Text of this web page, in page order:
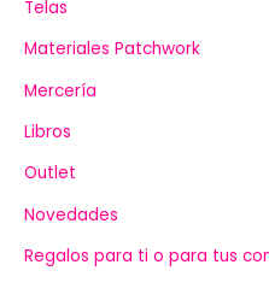
Telas
Materiales Patchwork
Mercería
Libros
Outlet
Novedades
Regalos para ti o para tus